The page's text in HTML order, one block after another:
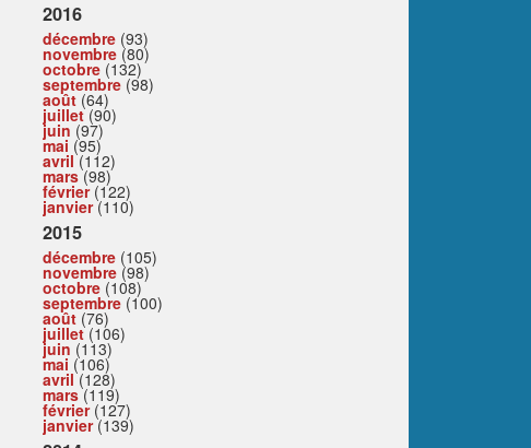
2016
décembre (93)
novembre (80)
octobre (132)
septembre (98)
août (64)
juillet(90)
juin (97)
mai (95)
avril(112)
mars(98)
février(122)
janvier(110)
2015
décembre (105)
novembre (98)
octobre (108)
septembre (100)
août (76)
juillet(106)
juin (113)
mai (106)
avril(128)
mars(119)
février(127)
janvier(139)